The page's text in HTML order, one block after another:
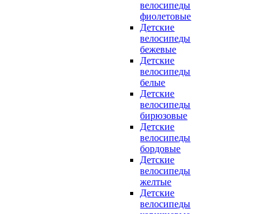
велосипеды
фиолетовые
Детские
велосипеды
бежевые
Детские
велосипеды
белые
Детские
велосипеды
бирюзовые
Детские
велосипеды
бордовые
Детские
велосипеды
желтые
Детские
велосипеды